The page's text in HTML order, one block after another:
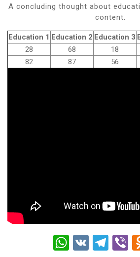
A concluding thought about
content.
Education 1 Education 2 Education 3
28
68 18
82
87 56
W V T